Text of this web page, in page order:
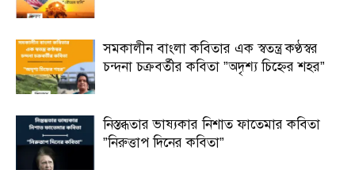
সমকালীন বাংলা কবিতার এক স্বতন্ত্র কণ্ঠস্বর
চন্দনা চক্রবর্তীর কবিতা ”অদৃশ্য চিহ্নের শহর”
নিস্তব্ধতার ভাষ্যকার নিশাত ফাতেমার কবিতা
”নিরুত্তাপ দিনের কবিতা”